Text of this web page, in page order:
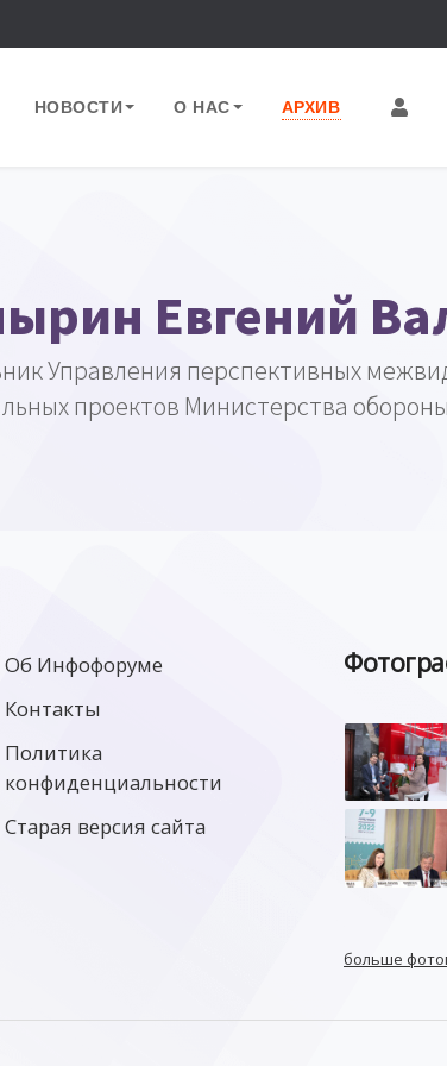
НОВОСТИ О НАС АРХИВ
Евгений
Управления перспективных
проектов Министерства
Об Инфофоруме
Контакты
Политика
конфиденциальности
Старая версия сайта
больше